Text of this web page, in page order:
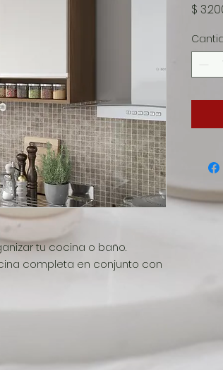
tu cocina o baño.
completa en conjunto con
$